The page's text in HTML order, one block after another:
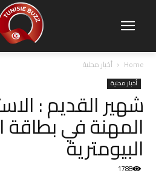
Home أخبار محلية
أخبار محلية
شهير القديم :
المهنة في بطاقة
البيومترية
1788